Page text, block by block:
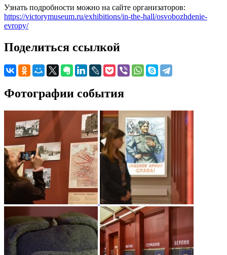
Узнать подробности можно на сайте организаторов:
https://victorymuseum.ru/exhibitions/in-the-hall/osvobozhdenie-
evropy/
Поделиться ссылкой
Фотографии события